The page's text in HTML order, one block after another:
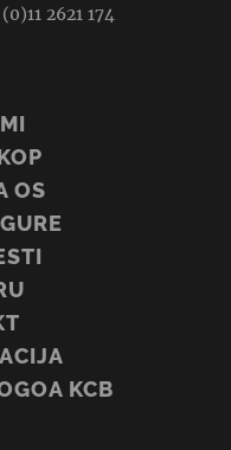
2621 174
OS
KCB